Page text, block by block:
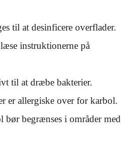
til at desinficere overflader.
instruktionerne på
til at dræbe bakterier.
er allergiske over for karbol.
bør begrænses i områder med